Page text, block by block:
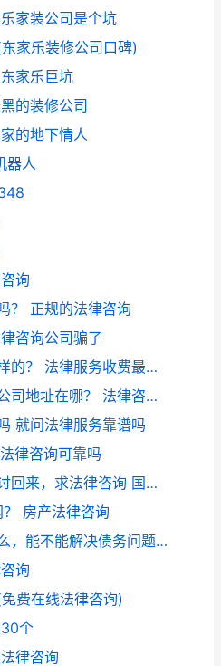
家装公司是个坑
家乐装修公司口碑)
家乐巨坑
的装修公司
的地下情人
器人
询
？ 正规的法律咨询
咨询公司骗了
法律咨询收费标准是怎样的？ 法律服务收费最新标准
广东中粤法律咨询有限公司地址在哪？ 法律咨询公司合法吗
就问法律服务靠谱吗
律咨询可靠吗
被培训机构骗了钱，想讨回来，求法律咨询 国家免费24小时律师咨询
房产法律咨询
湖南义恒法律咨询靠谱么，能不能解决债务问题？ 正规解债公司有哪些
询
费在线法律咨询)
个
律咨询